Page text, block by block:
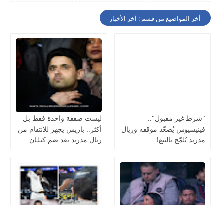
أخر المواضيع من قسم : آخر الأخبار
"شرط غير مقبول"..
فينيسيوس يُصعّد موقفه وريال
مدريد يُلمّح بالبيع!
ليست صفقة واحدة فقط بل
أكثر.. باريس يجهز للانتقام من
ريال مدريد بعد ضم كيليان